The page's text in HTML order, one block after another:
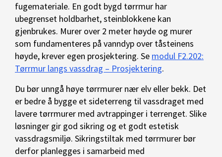
fugemateriale. En godt bygd tørrmur har
ubegrenset holdbarhet, steinblokkene kan
gjenbrukes. Murer over 2 meter høyde og murer
som fundamenteres på vanndyp over tåsteinens
høyde, krever egen prosjektering. Se modul F2.202:
Tørrmur langs vassdrag – Prosjektering.
Du bør unngå høye tørrmurer nær elv eller bekk. Det
er bedre å bygge et sideterreng til vassdraget med
lavere tørrmurer med avtrappinger i terrenget. Slike
løsninger gir god sikring og et godt estetisk
vassdragsmiljø. Sikringstiltak med tørrmurer bør
derfor planlegges i samarbeid med